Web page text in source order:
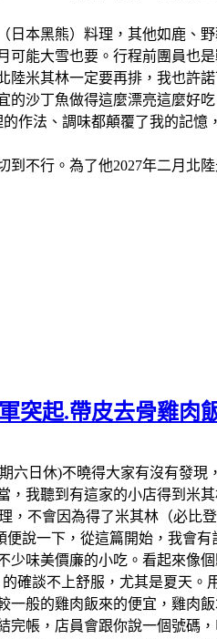
本黑熊）料理，其他如鹿
能大雪也要。行程前團員也
米其林一定要再排，我也許
沙丁魚做得這麼漂亮這麼
作法、調味都顛覆了我的記
不行。為了他2027年二月北
突起.帶皮去骨雞肉
六日休)不曉得大家有沒有發
我聽到有這家的小店得到米
不會因為得了米其林（必比
說一下，從這篇開始，我會
味美價廉的小吃。看起來像
確談不上舒服，尤其是夏天
般的雞肉飯來的便宜，雞肉
帳，店員會跟你說一個號碼